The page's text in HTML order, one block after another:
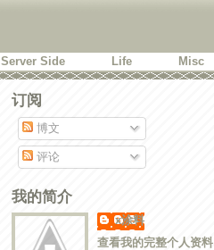
Server Side Life Misc
订阅
博文
评论
我的简介
x涂料
查看我的完整个人资料